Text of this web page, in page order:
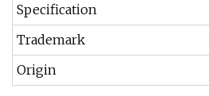
Specification
Trademark
Origin